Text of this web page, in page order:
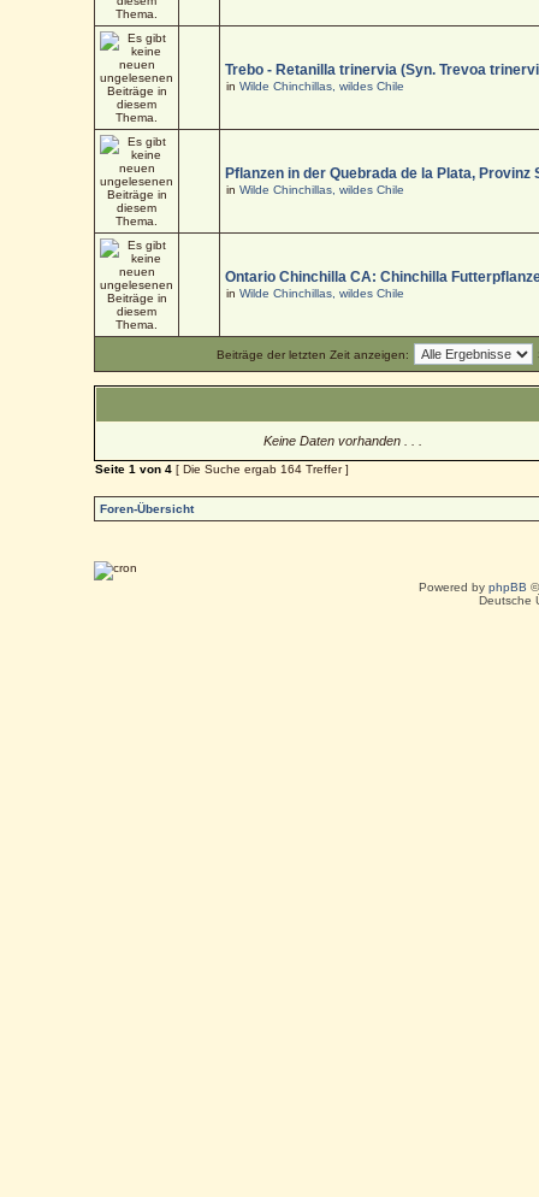
Trebo - Retanilla trinervia (Syn. Trevoa
inWilde Chinchillas, wildes Chile
Pflanzen in der Quebrada de la Plata, Provinz
inWilde Chinchillas, wildes Chile
Ontario Chinchilla CA: Chinchilla
inWilde Chinchillas, wildes Chile
Beiträge der letzten Zeit anzeigen:
Keine Daten vorhanden . . .
Seite1 von4 [ Die Suche ergab 164 Treffer ]
Foren-Übersicht
Powered by phpBB
Deutsche